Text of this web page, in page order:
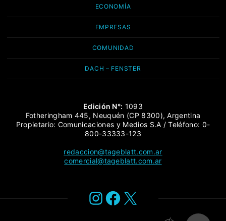
ECONOMÍA
EMPRESAS
COMUNIDAD
DACH – FENSTER
Edición N°: 1093
Fotheringham 445, Neuquén (CP 8300), Argentina
Propietario: Comunicaciones y Medios S.A / Teléfono: 0-
800-33333-123
redaccion@tageblatt.com.ar
comercial@tageblatt.com.ar
Instagram
Facebook
X